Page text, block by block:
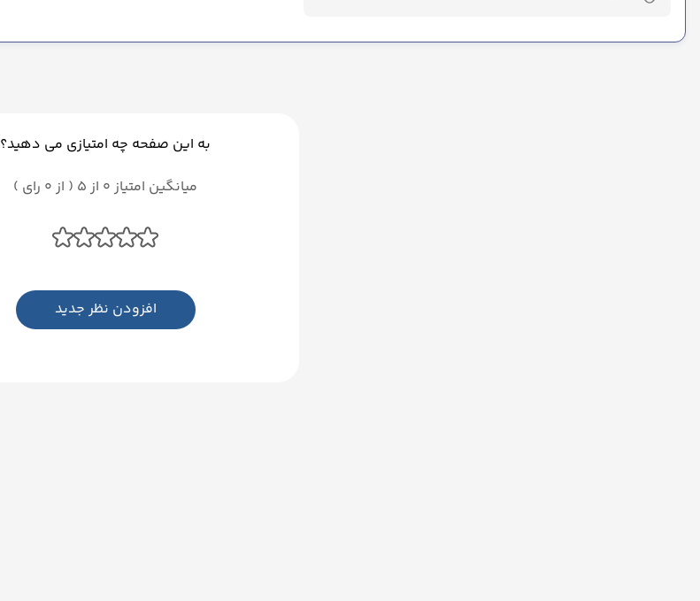
به این صفحه چه امتیازی می دهید؟
میانگین امتیاز 0 از 5 ( از 0 رای )
افزودن نظر جدید